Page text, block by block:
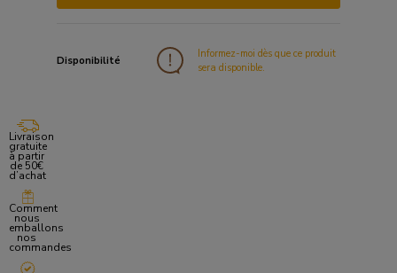
Disponibilité
Informez-moi dès que ce produit
sera disponible.
Livraison
gratuite
à partir
de 50€
d’achat
Comment
nous
emballons
nos
commandes